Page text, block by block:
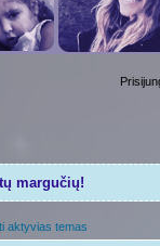
margučių!
aktyvias temas